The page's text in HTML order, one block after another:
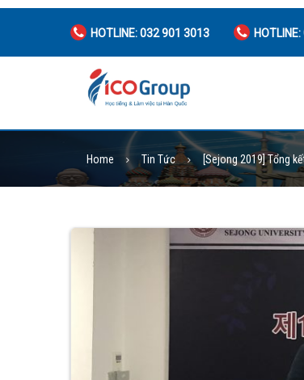
HOTLINE: 032 901 3013
Home Tin Tức [Sejong 2019] Tổng